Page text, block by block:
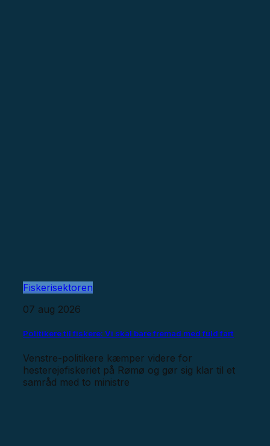
Fiskerisektoren
07 aug 2026
Politikere til fiskere: Vi skal bare fremad med fuld fart
Venstre-politikere kæmper videre for
hesterejefiskeriet på Rømø og gør sig klar til et
samråd med to ministre